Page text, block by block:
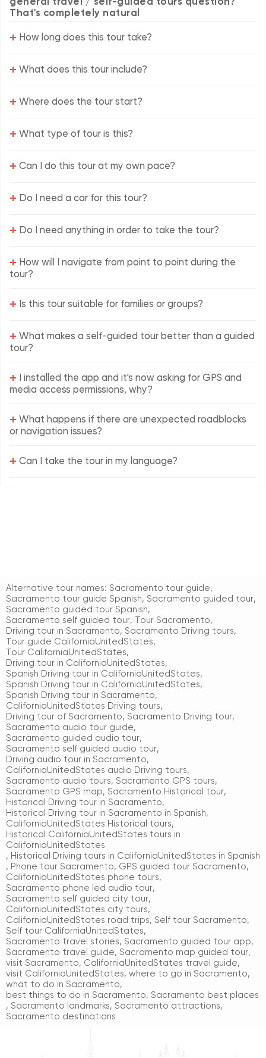
That's completely natural
+ How long does this tour take?
+ What does this tour include?
+ Where does the tour start?
+ What type of tour is this?
+ Can I do this tour at my own pace?
+ Do I need a car for this tour?
+ Do I need anything in order to take the tour?
+ How will I navigate from point to point during the
tour?
+ Is this tour suitable for families or groups?
+ What makes a self-guided tour better than a guided
tour?
+ I installed the app and it's now asking for GPS and
media access permissions, why?
+ What happens if there are unexpected roadblocks
or navigation issues?
+ Can I take the tour in my language?
Alternative tour names: Sacramento tour guide,
Sacramento tour guide Spanish, Sacramento guided tour,
Sacramento guided tour Spanish,
Sacramento self guided tour, Tour Sacramento,
Driving tour in Sacramento, Sacramento Driving tours,
Tour guide CaliforniaUnitedStates,
Tour CaliforniaUnitedStates,
Driving tour in CaliforniaUnitedStates,
Spanish Driving tour in CaliforniaUnitedStates,
Spanish Driving tour in CaliforniaUnitedStates,
Spanish Driving tour in Sacramento,
CaliforniaUnitedStates Driving tours,
Driving tour of Sacramento, Sacramento Driving tour,
Sacramento audio tour guide,
Sacramento guided audio tour,
Sacramento self guided audio tour,
Driving audio tour in Sacramento,
CaliforniaUnitedStates audio Driving tours,
Sacramento audio tours, Sacramento GPS tours,
Sacramento GPS map, Sacramento Historical tour,
Historical Driving tour in Sacramento,
Historical Driving tour in Sacramento in Spanish,
CaliforniaUnitedStates Historical tours,
Historical CaliforniaUnitedStates tours in
CaliforniaUnitedStates
, Historical Driving tours in CaliforniaUnitedStates in Spanish
, Phone tour Sacramento, GPS guided tour Sacramento,
CaliforniaUnitedStates phone tours,
Sacramento phone led audio tour,
Sacramento self guided city tour,
CaliforniaUnitedStates city tours,
CaliforniaUnitedStates road trips, Self tour Sacramento,
Self tour CaliforniaUnitedStates,
Sacramento travel stories, Sacramento guided tour app,
Sacramento travel guide, Sacramento map guided tour,
visit Sacramento, CaliforniaUnitedStates travel guide,
visit CaliforniaUnitedStates, where to go in Sacramento,
what to do in Sacramento,
best things to do in Sacramento, Sacramento best places
, Sacramento landmarks, Sacramento attractions,
Sacramento destinations